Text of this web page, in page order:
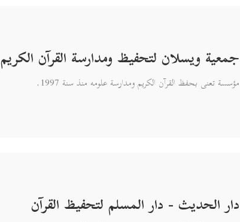
جمعية ويسلان لتحفيظ ومدارسة القرآن الكريم
مؤسسة تعنى بحفظ القرآن الكريم ومدارسة علومه منذ سنة 1997.
دار الحديث - دار المسلم لتحفيظ القرآن